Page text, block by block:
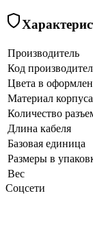
Производитель
Код
Цвета в
Материал корпуса
Количество
Длина кабеля
Базовая единица
Размеры в
Вес
Соцсети